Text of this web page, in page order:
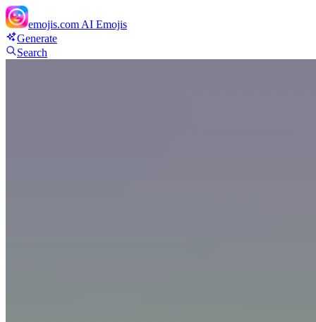
emojis.com AI Emojis
Generate
Search